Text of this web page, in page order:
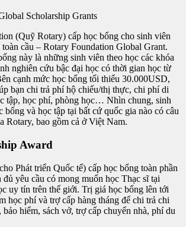
Scholarship Grants
(Quỹ Rotary) cấp học bổng cho sinh viên
cầu – Rotary Foundation Global Grant.
này là những sinh viên theo học các khóa
nghiên cứu bậc đại học có thời gian học từ
cạnh mức học bổng tối thiểu 30.000USD,
bạn chi trả phí hộ chiếu/thị thực, chi phí di
tập, học phí, phòng học… Nhìn chung, sinh
bổng và học tập tại bất cứ quốc gia nào có câu
Rotary, bao gồm cả ở Việt Nam.
Award
Phát triển Quốc tế) cấp học bổng toàn phần
yêu cầu có mong muốn học Thạc sĩ tại
uy tín trên thế giới. Trị giá học bổng lên tới
học phí và trợ cấp hàng tháng để chi trả chi
hiểm, sách vở, trợ cấp chuyển nhà, phí du